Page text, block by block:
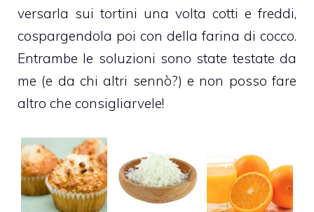
versarla sui tortini una volta cotti e freddi,
cospargendola poi con della farina di cocco.
Entrambe le soluzioni sono state testate da
me (e da chi altri sennò?) e non posso fare
altro che consigliarvele!